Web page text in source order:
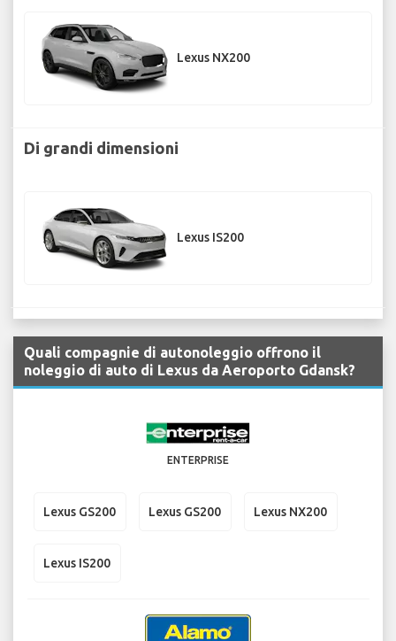
Lexus NX200
Di grandi dimensioni
Lexus IS200
Quali compagnie di autonoleggio offrono il
noleggio di auto di Lexus da Aeroporto Gdansk?
ENTERPRISE
Lexus GS200 Lexus GS200 Lexus NX200
Lexus IS200